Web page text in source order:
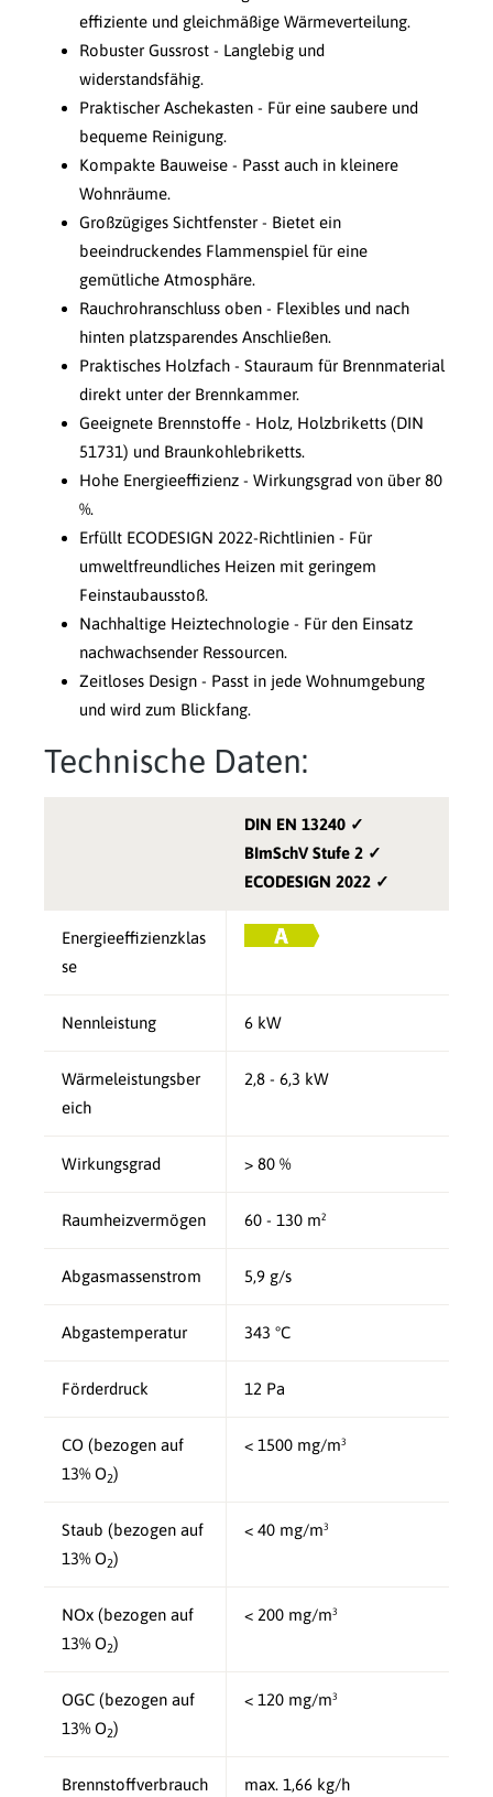
effiziente und gleichmäßige Wärmeverteilung.
Robuster Gussrost - Langlebig und
widerstandsfähig.
Praktischer Aschekasten - Für eine saubere und
bequeme Reinigung.
Kompakte Bauweise - Passt auch in kleinere
Wohnräume.
Großzügiges Sichtfenster - Bietet ein
beeindruckendes Flammenspiel für eine
gemütliche Atmosphäre.
Rauchrohranschluss oben - Flexibles und nach
hinten platzsparendes Anschließen.
Praktisches Holzfach - Stauraum für Brennmaterial
direkt unter der Brennkammer.
Geeignete Brennstoffe - Holz, Holzbriketts (DIN
51731) und Braunkohlebriketts.
Hohe Energieeffizienz - Wirkungsgrad von über 80
%.
Erfüllt ECODESIGN 2022-Richtlinien - Für
umweltfreundliches Heizen mit geringem
Feinstaubausstoß.
Nachhaltige Heiztechnologie - Für den Einsatz
nachwachsender Ressourcen.
Zeitloses Design - Passt in jede Wohnumgebung
und wird zum Blickfang.
Technische Daten:
DIN EN 13240 ✓
BImSchV Stufe 2 ✓
ECODESIGN 2022 ✓
Energieeffizienzklas
se
Nennleistung 6 kW
Wärmeleistungsber
eich
2,8 - 6,3 kW
Wirkungsgrad > 80 %
Raumheizvermögen 60 - 130 m²
Abgasmassenstrom 5,9 g/s
Abgastemperatur 343 °C
Förderdruck 12 Pa
CO (bezogen auf
13% O2)
< 1500 mg/m³
Staub (bezogen auf
13% O2)
< 40 mg/m³
NOx (bezogen auf
13% O2)
< 200 mg/m³
OGC (bezogen auf
13% O2)
< 120 mg/m³
Brennstoffverbrauch max. 1,66 kg/h